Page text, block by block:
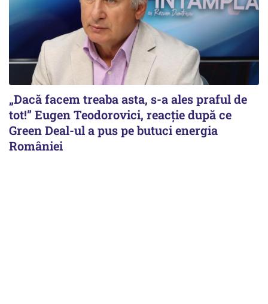
„Dacă facem treaba asta, s-a ales praful de
tot!” Eugen Teodorovici, reacție după ce
Green Deal-ul a pus pe butuci energia
României